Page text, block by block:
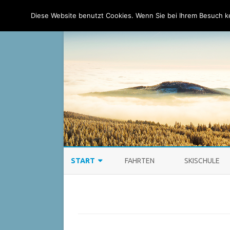
START FAHRTEN SKISCHULE
Diese Website benutzt Cookies. Wenn Sie bei Ihrem